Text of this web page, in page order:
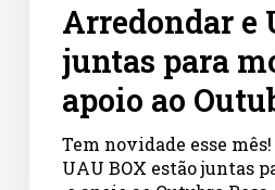
Arredondar e
juntas para
apoio ao
Tem novidade esse
UAU BOX estão juntas